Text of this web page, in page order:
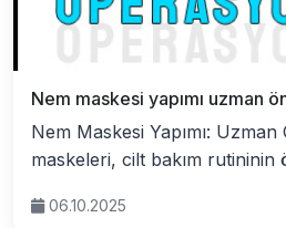
Nem maskesi yapımı uzman
Nem Maskesi Yapımı:
maskeleri, cilt bakım rutininin
06.10.2025